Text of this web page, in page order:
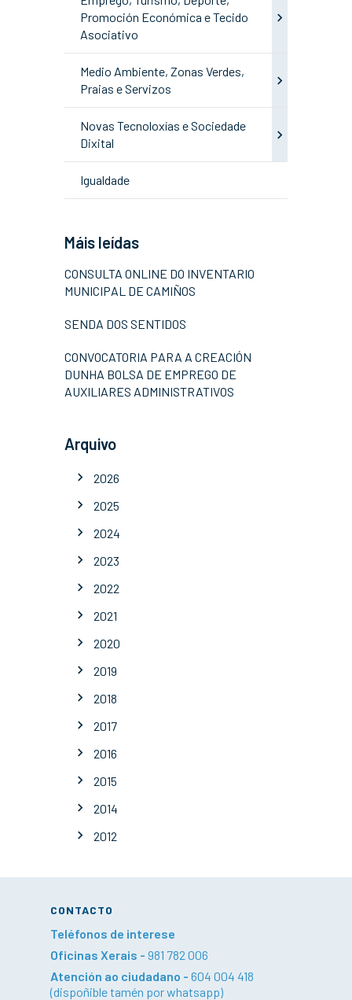
Promoción Económica e Tecido
Asociativo
Medio Ambiente, Zonas Verdes,
Praias e Servizos
Novas Tecnoloxías e Sociedade
Dixital
Igualdade
Máis leídas
CONSULTA ONLINE DO INVENTARIO
MUNICIPAL DE CAMIÑOS
SENDA DOS SENTIDOS
CONVOCATORIA PARA A CREACIÓN
DUNHA BOLSA DE EMPREGO DE
AUXILIARES ADMINISTRATIVOS
Arquivo
2026
2025
2024
2023
2022
2021
2020
2019
2018
2017
2016
2015
2014
2012
CONTACTO
Teléfonos de interese
Oficinas Xerais - 981 782 006
Atención ao ciudadano - 604 004 418
(dispoñible tamén por whatsapp)